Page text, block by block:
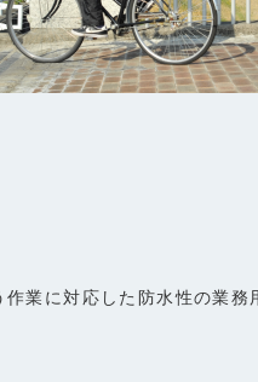
業に対応した防水性の業務